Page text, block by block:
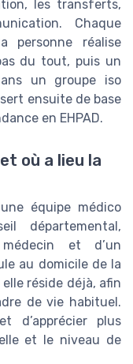
les transferts,
Chaque
personne réalise
du tout, puis un
un groupe iso
sert ensuite de base
en EHPAD.
où a lieu la
équipe médico
départemental,
médecin et d’un
au domicile de la
elle réside déjà, afin
de vie habituel.
d’apprécier plus
et le niveau de